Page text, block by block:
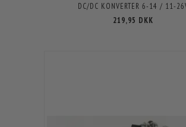
DC/DC KONVERTER 6-14 / 11-
219,95 DKK